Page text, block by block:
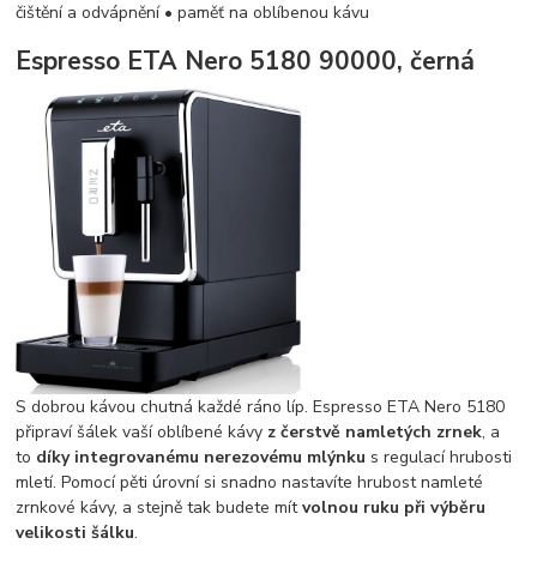
čištění a odvápnění • paměť na oblíbenou kávu
Espresso ETA Nero 5180 90000, černá
S dobrou kávou chutná každé ráno líp. Espresso ETA Nero 5180
připraví šálek vaší oblíbené kávy z čerstvě namletých zrnek, a
to díky integrovanému nerezovému mlýnku s regulací hrubosti
mletí. Pomocí pěti úrovní si snadno nastavíte hrubost namleté
zrnkové kávy, a stejně tak budete mítvolnou ruku při výběru
velikosti šálku.